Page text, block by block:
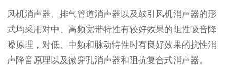
风机消声器、排气管道消声器以及鼓引风机消声器的形
式均采用对中、高频宽带特性有较好效果的阻性吸音降
噪原理，对低、中频和脉动特性时有良好效果的抗性消
声降音原理以及微穿孔消声器和阻抗复合式消声器。